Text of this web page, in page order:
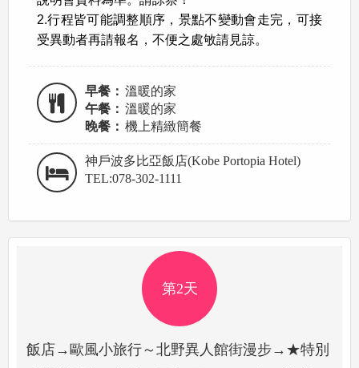
2.行程皆可能調整順序，景點不變動會走完，可接
受異動者再請報名，不便之處敂請見諒。
早餐： 溫暖的家
午餐： 溫暖的家
晚餐： 機上精緻簡餐
神戶波多比亞飯店(Kobe Portopia Hotel)
TEL:078-302-1111
第2天
飯店→歐風小旅行～北野異人館街漫步→★特別